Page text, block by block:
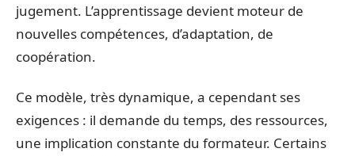
jugement. L’apprentissage devient moteur de
nouvelles compétences, d’adaptation, de
coopération.
Ce modèle, très dynamique, a cependant ses
exigences : il demande du temps, des ressources,
une implication constante du formateur. Certains